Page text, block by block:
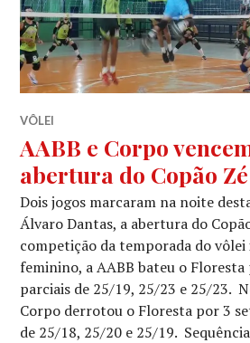
VÔLEI
AABB e Corpo
abertura do Copão
Dois jogos marcaram na noite
Álvaro Dantas, a abertura do
competição da temporada do
feminino, a AABB bateu o Floresta
parciais de 25/19, 25/23 e 25/23.
Corpo derrotou o Floresta por 3
de 25/18, 25/20 e 25/19.